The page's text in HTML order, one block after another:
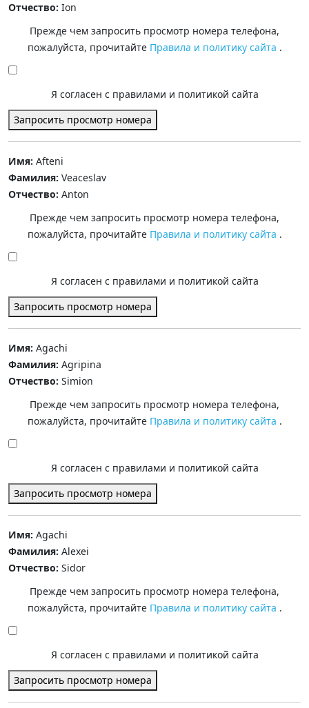
Отчество: Ion
Прежде чем запросить просмотр номера телефона,
пожалуйста, прочитайте Правила и политику сайта .
Я согласен с правилами и политикой сайта
Запросить просмотр номера
Имя: Afteni
Фамилия: Veaceslav
Отчество: Anton
Прежде чем запросить просмотр номера телефона,
пожалуйста, прочитайте Правила и политику сайта .
Я согласен с правилами и политикой сайта
Запросить просмотр номера
Имя: Agachi
Фамилия: Agripina
Отчество: Simion
Прежде чем запросить просмотр номера телефона,
пожалуйста, прочитайте Правила и политику сайта .
Я согласен с правилами и политикой сайта
Запросить просмотр номера
Имя: Agachi
Фамилия: Alexei
Отчество: Sidor
Прежде чем запросить просмотр номера телефона,
пожалуйста, прочитайте Правила и политику сайта .
Я согласен с правилами и политикой сайта
Запросить просмотр номера